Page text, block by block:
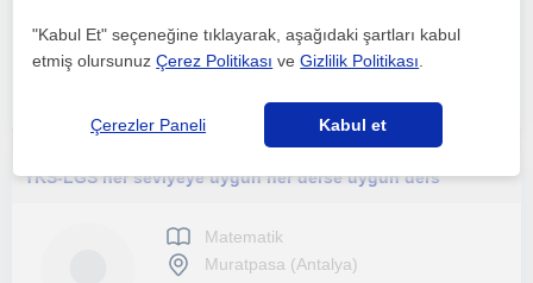
Matematik
Muratpasa (Antalya), Mur...
YKS-LGS her seviyeye uygun her derse uygun ders
Matematik
Muratpasa (Antalya)
"Kabul Et" seçeneğine tıklayarak, aşağıdaki şartları kabul
etmiş olursunuzÇerez Politikası veGizlilik Politikası
Çerezler Paneli Kabul et